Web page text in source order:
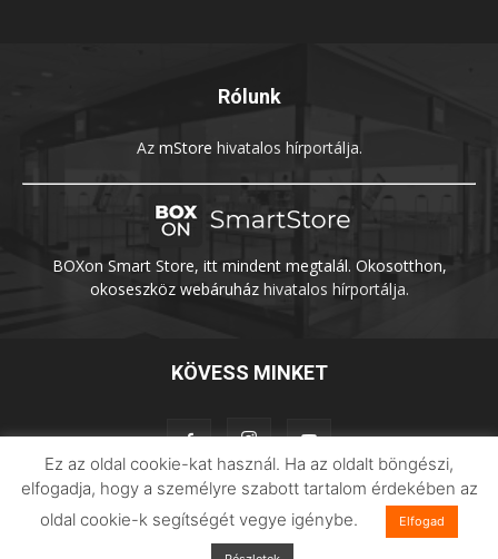
Rólunk
Az mStore hivatalos hírportálja.
BOXon Smart Store, itt mindent megtalál. Okosotthon,
okoseszköz webáruházhivatalos hírportálja.
KÖVESS MINKET
Adatvédelem Impresszum Imilab
Ez az oldal cookie-kat használ. Ha az oldalt böngészi,
elfogadja, hogy a személyre szabott tartalom érdekében az
oldal cookie-k segítségét vegye igénybe.
Elfogad